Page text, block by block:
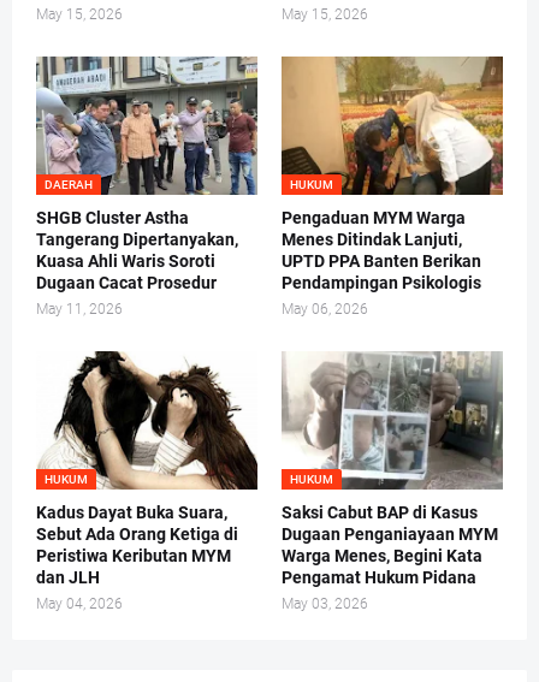
May 15, 2026 May 15, 2026
DAERAH
SHGB Cluster Astha
Tangerang Dipertanyakan,
Kuasa Ahli Waris Soroti
Dugaan Cacat Prosedur
May 11, 2026
HUKUM
Pengaduan MYM Warga
Menes Ditindak Lanjuti,
UPTD PPA Banten Berikan
Pendampingan Psikologis
May 06, 2026
HUKUM
Kadus Dayat Buka Suara,
Sebut Ada Orang Ketiga di
Peristiwa Keributan MYM
dan JLH
May 04, 2026
HUKUM
Saksi Cabut BAP di Kasus
Dugaan Penganiayaan MYM
Warga Menes, Begini Kata
Pengamat Hukum Pidana
May 03, 2026